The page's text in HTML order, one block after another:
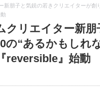
新朋子と気鋭の若きクリエイターが
クリエイター新
の“あるかもしれ
reversible』始動